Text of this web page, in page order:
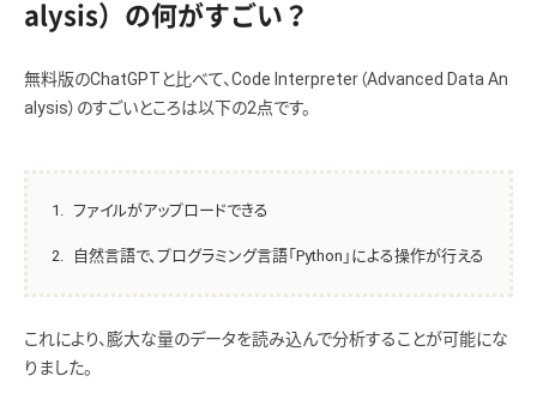
alysis）の何がすごい？
無料版のChatGPTと比べて、Code Interpreter（Advanced Data An
alysis）のすごいところは以下の2点です。
ファイルがアップロードできる
自然言語で、プログラミング言語「Python」による操作が行える
これにより、膨大な量のデータを読み込んで分析することが可能にな
りました。